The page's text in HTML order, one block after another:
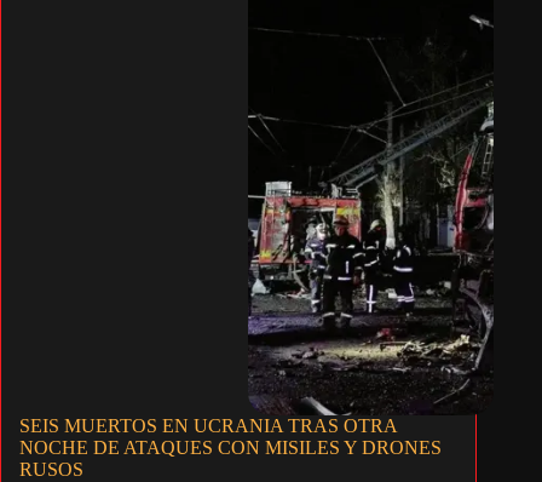
SEIS MUERTOS EN UCRANIA TRAS OTRA
NOCHE DE ATAQUES CON MISILES Y DRONES
RUSOS